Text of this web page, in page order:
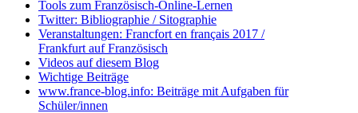
Tools zum Französisch-Online-Lernen
Twitter: Bibliographie / Sitographie
Veranstaltungen: Francfort en français 2017 /
Frankfurt auf Französisch
Videos auf diesem Blog
Wichtige Beiträge
www.france-blog.info: Beiträge mit Aufgaben für
Schüler/innen